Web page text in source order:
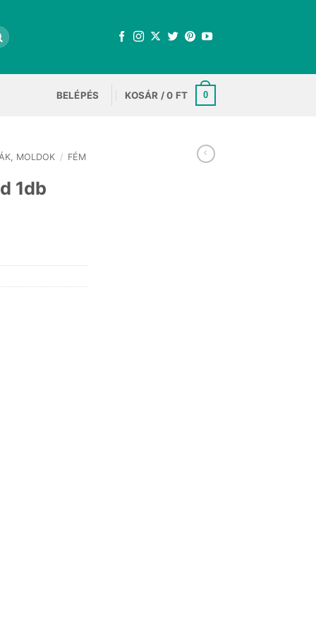
BELÉPÉS KOSÁR /0 FT 0
MOLDOK / FÉM
1db